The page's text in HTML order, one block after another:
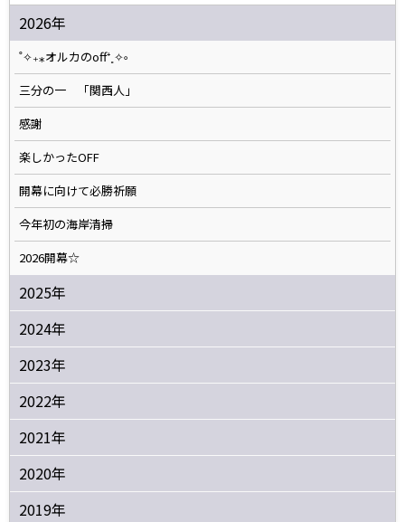
2026年
˚✧₊⁎オルカのoff⁺˳✧༚
三分の一 「関西人」
感謝
楽しかったOFF
開幕に向けて必勝祈願
今年初の海岸清掃
2026開幕☆
2025年
2024年
2023年
2022年
2021年
2020年
2019年